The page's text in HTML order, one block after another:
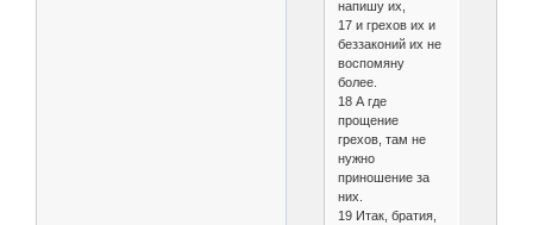
напишу их,
17 и грехов их и
беззаконий их не
воспомяну
более.
18 А где
прощение
грехов, там не
нужно
приношение за
них.
19 Итак, братия,